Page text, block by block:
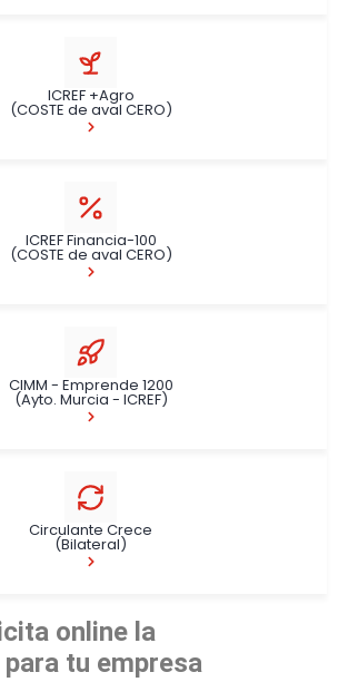
ICREF +Agro
(COSTE de aval CERO)
ICREF Financia-100
(COSTE de aval CERO)
CIMM - Emprende 1200
(Ayto. Murcia - ICREF)
Circulante Crece
(Bilateral)
online la
tu empresa